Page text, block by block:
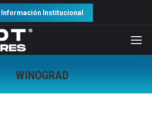
Información Institucional
WINOGRAD